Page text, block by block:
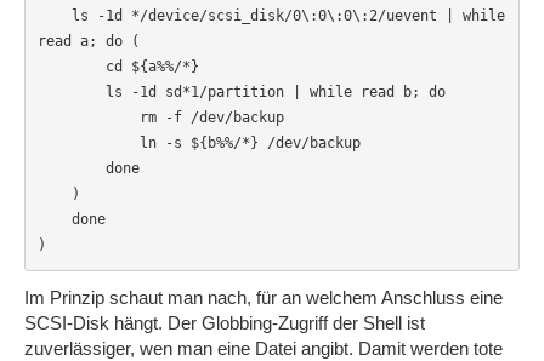
ls -1d */device/scsi_disk/0\:0\:0\:2/uevent | while
read a; do (
cd ${a%%/*}
ls -1d sd*1/partition | while read b; do
rm -f /dev/backup
ln -s ${b%%/*} /dev/backup
done
)
done
)
Im Prinzip schaut man nach, für an welchem Anschluss eine
SCSI-Disk hängt. Der Globbing-Zugriff der Shell ist
zuverlässiger, wen man eine Datei angibt. Damit werden tote